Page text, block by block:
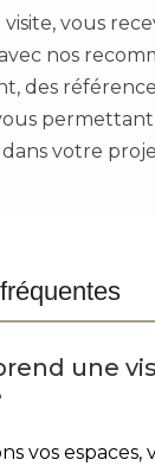
visite, vous
nos
des
votre
une
vos